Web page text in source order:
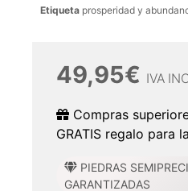
Etiqueta prosperidad y
49,95€ IVA
Compras
GRATIS regalo para
PIEDRAS
GARANTIZADAS